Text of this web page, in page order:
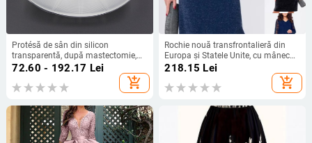
Protésă de sân din silicon
transparentă, după mastectomie,
pentru înot și lenjerie
72.60 - 192.17 Lei
add_shopping_cart
Rochie nouă transfrontalieră din
Europa și Statele Unite, cu mânecă
lungă, plasă, cusături argintii, cu
guler rotund, industrie grea, fustă
elegantă de calitate la modă
218.15 Lei
add_shopping_cart